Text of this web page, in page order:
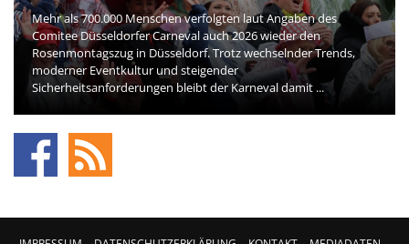
Mehr als 700.000 Menschen verfolgten laut Angaben des
Comitee Düsseldorfer Carneval auch 2026 wieder den
Rosenmontagszug in Düsseldorf. Trotz wechselnder Trends,
moderner Eventkultur und steigender
Sicherheitsanforderungen bleibt der Karneval damit ...